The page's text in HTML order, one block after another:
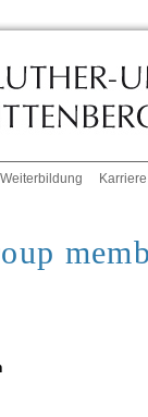
Weiterbildung Karriere